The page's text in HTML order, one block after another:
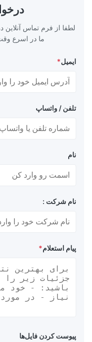
DIN ASTM GB EN AISI
quality tinplate with
لطفا از فرم تماس آنلاین در
ما در اسرع وقت
*
تلفن / واتساپ
نام شرکت :
پیام استعلام*
پیوست کردن فایل‌ها